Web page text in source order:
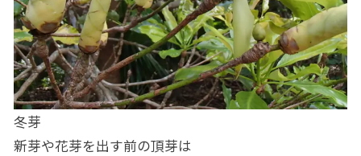
冬芽
新芽や花芽を出す前の頂芽は